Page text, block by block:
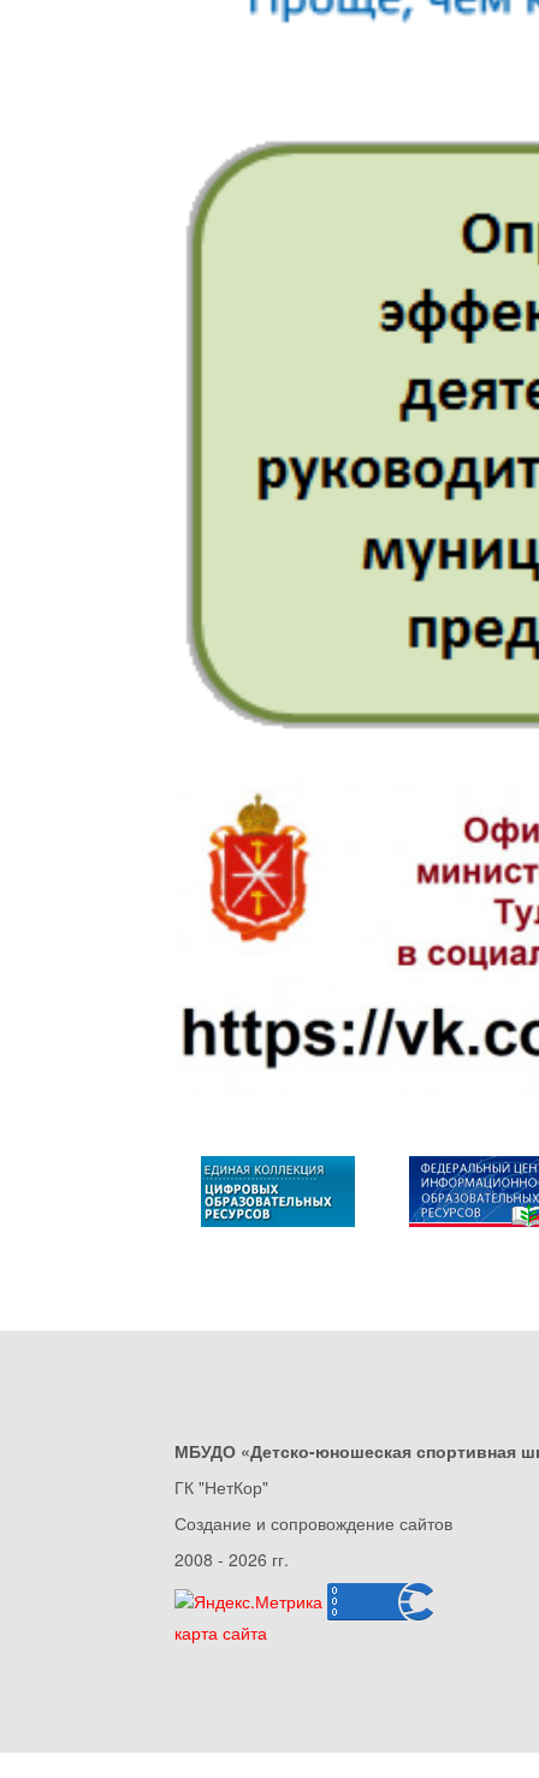
МБУДО «Детско-юношеская спортивная
ГК "НетКор"
Создание и сопровождение сайтов
2008 - 2026 гг.
карта сайта